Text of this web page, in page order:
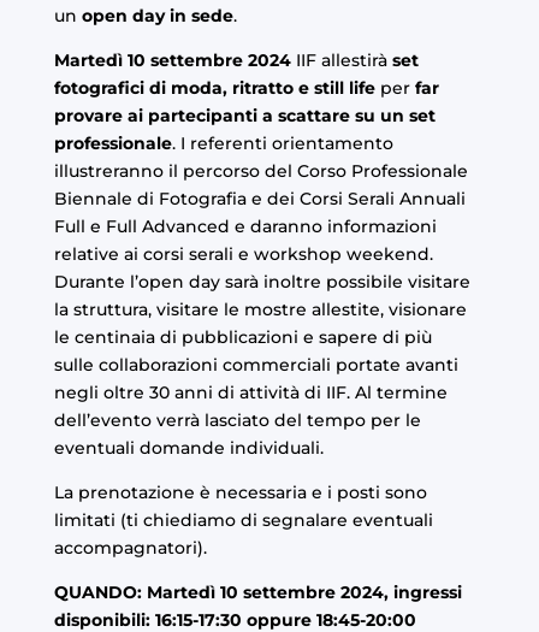
un open day in sede.
Martedì 10 settembre 2024IIF allestirà set
fotografici di moda, ritratto e still lifeper far
provare ai partecipanti a scattare su un set
professionale. I referenti orientamento
illustreranno il percorso del Corso Professionale
Biennale di Fotografiae dei Corsi Serali Annuali
Full e Full Advanced e daranno informazioni
relative ai corsi serali e workshop weekend.
Durante l’open day sarà inoltre possibile visitare
la struttura, visitare le mostre allestite, visionare
le centinaia di pubblicazioni e sapere di più
sulle collaborazioni commerciali portate avanti
negli oltre 30 anni di attività di IIF. Al termine
dell’evento verrà lasciato del tempo per le
eventuali domande individuali.
La prenotazione è necessaria e i posti sono
limitati (ti chiediamo di segnalare eventuali
accompagnatori).
QUANDO: Martedì 10 settembre 2024, ingressi
disponibili: 16:15-17:30 oppure 18:45-20:00